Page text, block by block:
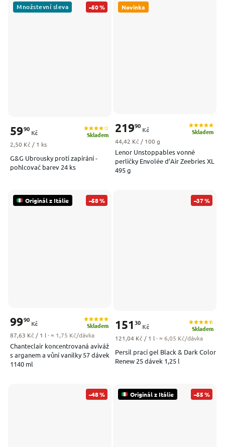
Množstevní sleva –50 %
G&G Ubrousky proti zapírání -
pohlcovač barev 24 ks
Skladem
5990
Kč
Měrná cena:
2,50 Kč / 1 ks
Novinka
Lenor Unstoppables vonné
perličky Envolée d’Air Zeebries XL
495 g
Skladem
21990
Kč
Měrná cena:
44,42 Kč / 100 g
Originál z Itálie –58 %
Chanteclair koncentrovaná aviváž
s arganem a vůní vanilky 57 dávek
1140 ml
Skladem
9990
Kč
Měrná cena:
87,63 Kč / 1 l · ≈ 1,75 Kč/dávka
–37 %
Persil prací gel Black & Dark Color
Renew 25 dávek 1,25 l
Skladem
151 30
Kč
Měrná cena:
121,04 Kč / 1 l · ≈ 6,05 Kč/dávka
–48 % Originál z Itálie –55 %